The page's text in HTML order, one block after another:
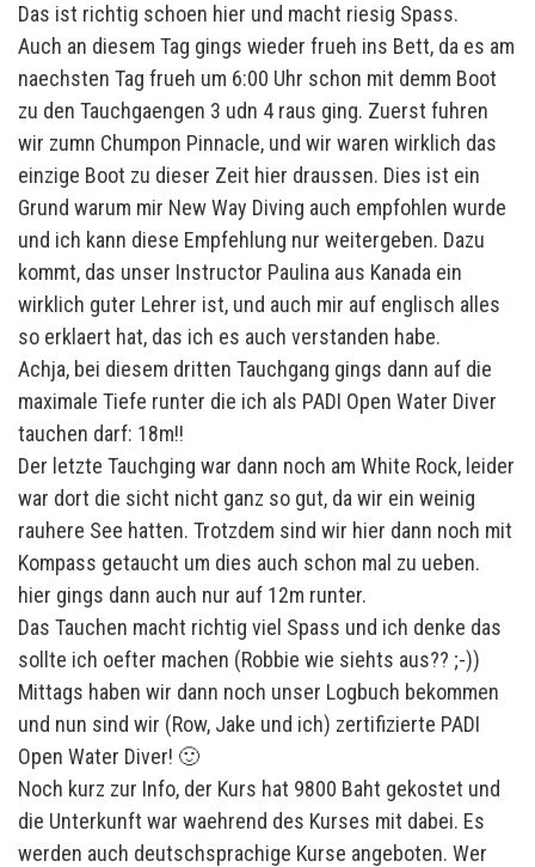
Das ist richtig schoen hier und macht riesig Spass.
Auch an diesem Tag gings wieder frueh ins Bett, da es am
naechsten Tag frueh um 6:00 Uhr schon mit demm Boot
zu den Tauchgaengen 3 udn 4 raus ging. Zuerst fuhren
wir zumn Chumpon Pinnacle, und wir waren wirklich das
einzige Boot zu dieser Zeit hier draussen. Dies ist ein
Grund warum mir New Way Diving auch empfohlen wurde
und ich kann diese Empfehlung nur weitergeben. Dazu
kommt, das unser Instructor Paulina aus Kanada ein
wirklich guter Lehrer ist, und auch mir auf englisch alles
so erklaert hat, das ich es auch verstanden habe.
Achja, bei diesem dritten Tauchgang gings dann auf die
maximale Tiefe runter die ich als PADI Open Water Diver
tauchen darf: 18m!!
Der letzte Tauchging war dann noch am White Rock, leider
war dort die sicht nicht ganz so gut, da wir ein weinig
rauhere See hatten. Trotzdem sind wir hier dann noch mit
Kompass getaucht um dies auch schon mal zu ueben.
hier gings dann auch nur auf 12m runter.
Das Tauchen macht richtig viel Spass und ich denke das
sollte ich oefter machen (Robbie wie siehts aus?? ;-))
Mittags haben wir dann noch unser Logbuch bekommen
und nun sind wir (Row, Jake und ich) zertifizierte PADI
Open Water Diver! 🙂
Noch kurz zur Info, der Kurs hat 9800 Baht gekostet und
die Unterkunft war waehrend des Kurses mit dabei. Es
werden auch deutschsprachige Kurse angeboten. Wer